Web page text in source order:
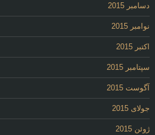
دسامبر 2015
نوامبر 2015
اکتبر 2015
سپتامبر 2015
آگوست 2015
جولای 2015
ژوئن 2015